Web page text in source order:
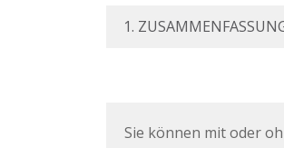
1.
Sie können mit oder